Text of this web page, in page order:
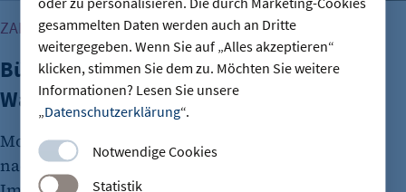
gesammelten Daten werden auch an Dritte
weitergegeben. Wenn Sie auf „Alles akzeptieren“
klicken, stimmen Sie dem zu. Möchten Sie weitere
Informationen? Lesen Sie unsere
„Datenschutzerklärung“.
Notwendige Cookies
Statistik
ZAHLEN VON CBRE RESEARCH
Büroimmobilien Berlin: Starkes
Wachstum im ersten Halbjahr 2026
Moderne Büroflächen werden in Berlin stark
nachgefragt. Aktuelle Zahlen vom